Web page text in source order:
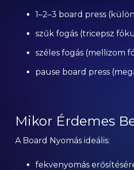
1–2–3 board press
szűk fogás (tricepsz
széles fogás (mellizom
pause board press
Mikor Érdemes
A Board Nyomás ideális:
fekvenyomás